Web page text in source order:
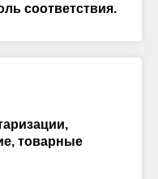
соответствия.
товарные